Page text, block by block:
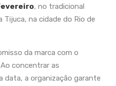
, no tradicional
Tijuca, na cidade do Rio de
da marca com o
concentrar as
data, a organização garante